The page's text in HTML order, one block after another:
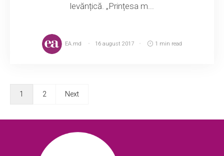
levănțică. „Prințesa m...
EA.md 16 august 2017 1 min read
1 2 Next